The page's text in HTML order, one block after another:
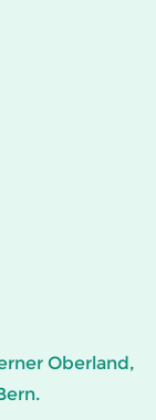
Oberland,